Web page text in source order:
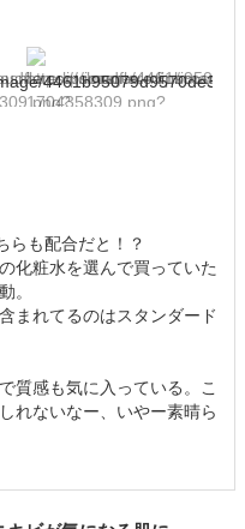
らも配合だと！？
化粧水を選んで買っていた
。
まれてるのはスタンダード
質感も気に入っている。こ
れないなー、いやー素晴ら